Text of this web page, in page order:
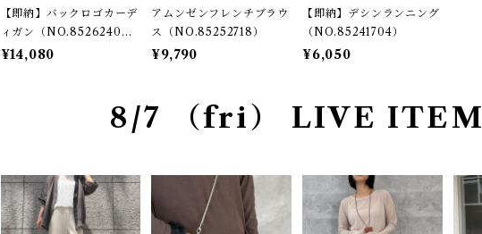
【即納】バックロゴカーデ
ィガン（NO.8526240
8）
¥14,080
アムンゼンフレンチブラウ
ス（NO.85252718）
¥9,790
【即納】デシンランニング
（NO.85241704）
¥6,050
8/7 （fri） LIVE ITEM